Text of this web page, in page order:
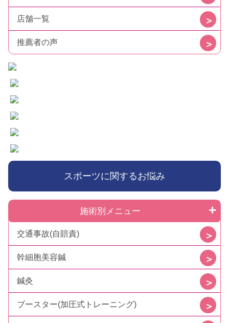
店舗一覧
推薦者の声
スポーツに関するお悩み
施術別メニュー
交通事故(自賠責)
幹細胞美容鍼
鍼灸
ブースター(加圧式トレーニング)